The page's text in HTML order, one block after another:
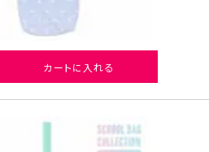
カートに入れる